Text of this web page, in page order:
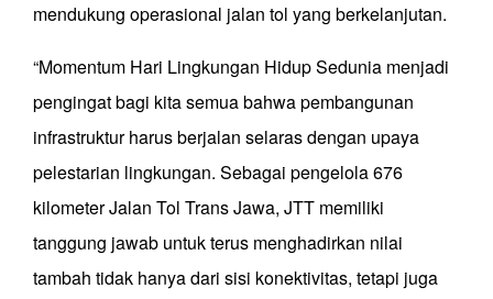
mendukung operasional jalan tol yang berkelanjutan.
“Momentum Hari Lingkungan Hidup Sedunia menjadi
pengingat bagi kita semua bahwa pembangunan
infrastruktur harus berjalan selaras dengan upaya
pelestarian lingkungan. Sebagai pengelola 676
kilometer Jalan Tol Trans Jawa, JTT memiliki
tanggung jawab untuk terus menghadirkan nilai
tambah tidak hanya dari sisi konektivitas, tetapi juga